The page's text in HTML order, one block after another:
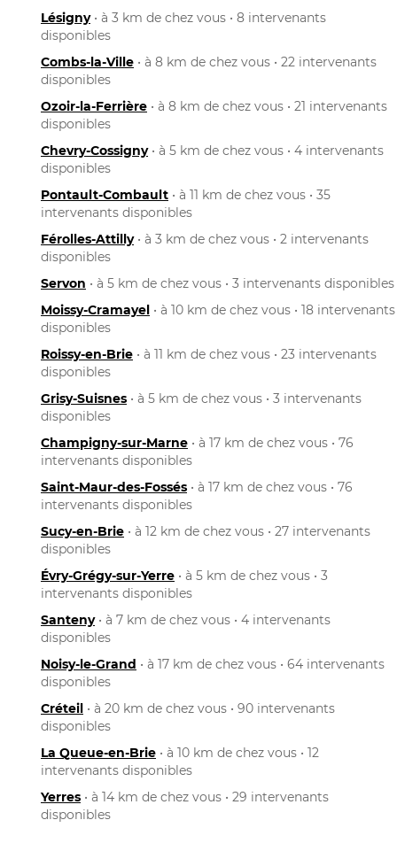
Lésigny• à 3 km de chez vous • 8 intervenants
disponibles
Combs-la-Ville • à 8 km de chez vous • 22 intervenants
disponibles
Ozoir-la-Ferrière • à 8 km de chez vous • 21 intervenants
disponibles
Chevry-Cossigny• à 5 km de chez vous • 4 intervenants
disponibles
Pontault-Combault • à 11 km de chez vous • 35
intervenants disponibles
Férolles-Attilly• à 3 km de chez vous • 2 intervenants
disponibles
Servon • à 5 km de chez vous • 3 intervenants disponibles
Moissy-Cramayel • à 10 km de chez vous • 18 intervenants
disponibles
Roissy-en-Brie • à 11 km de chez vous • 23 intervenants
disponibles
Grisy-Suisnes • à 5 km de chez vous • 3 intervenants
disponibles
Champigny-sur-Marne • à 17 km de chez vous • 76
intervenants disponibles
Saint-Maur-des-Fossés • à 17 km de chez vous • 76
intervenants disponibles
Sucy-en-Brie • à 12 km de chez vous • 27 intervenants
disponibles
Évry-Grégy-sur-Yerre • à 5 km de chez vous • 3
intervenants disponibles
Santeny• à 7 km de chez vous • 4 intervenants
disponibles
Noisy-le-Grand • à 17 km de chez vous • 64 intervenants
disponibles
Créteil • à 20 km de chez vous • 90 intervenants
disponibles
La Queue-en-Brie • à 10 km de chez vous • 12
intervenants disponibles
Yerres • à 14 km de chez vous • 29 intervenants
disponibles